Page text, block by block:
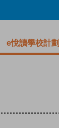
e悅讀學校計劃